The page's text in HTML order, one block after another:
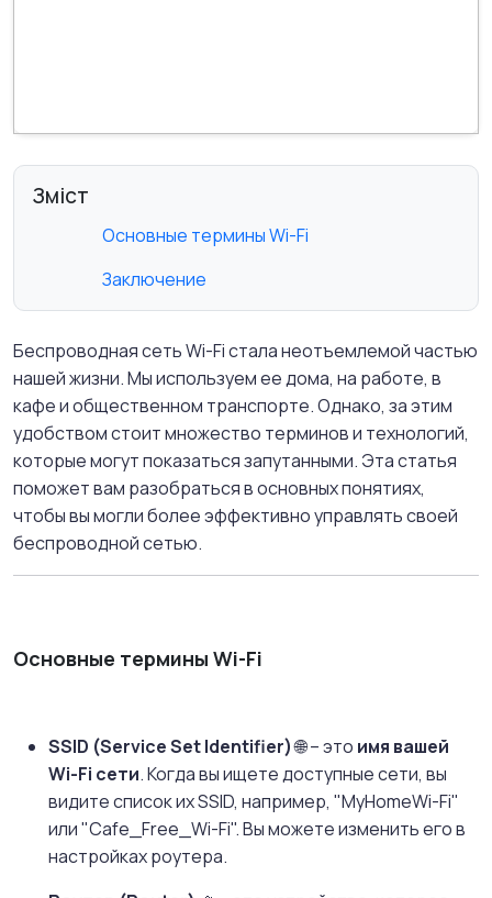
Зміст
Основные термины Wi-Fi
Заключение
Беспроводная сеть Wi-Fi стала неотъемлемой частью
нашей жизни. Мы используем ее дома, на работе, в
кафе и общественном транспорте. Однако, за этим
удобством стоит множество терминов и технологий,
которые могут показаться запутанными. Эта статья
поможет вам разобраться в основных понятиях,
чтобы вы могли более эффективно управлять своей
беспроводной сетью.
Основные термины Wi-Fi
SSID (Service Set Identifier)🌐 – это имя вашей
Wi-Fi сети. Когда вы ищете доступные сети, вы
видите список их SSID, например, "MyHomeWi-Fi"
или "Cafe_Free_Wi-Fi". Вы можете изменить его в
настройках роутера.